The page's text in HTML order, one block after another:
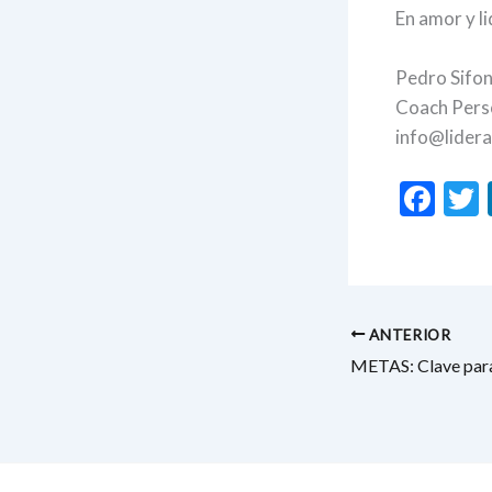
En amor y
Pedro
Coach
F
o
o
ANTERIOR
METAS: Clave